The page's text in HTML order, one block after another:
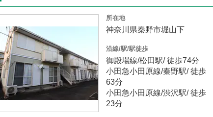
所在地
神奈川県秦野市堀山下
沿線/駅/駅徒歩
御殿場線/松田駅/ 徒歩74分
小田急小田原線/秦野駅/ 徒歩
63分
小田急小田原線/渋沢駅/ 徒歩
23分